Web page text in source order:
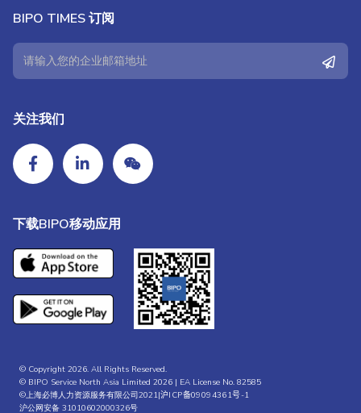
BIPO TIMES 订阅
关注我们
下载BIPO移动应用
© Copyright 2026. All Rights Reserved.
© BIPO Service North Asia Limited 2026 | EA License No. 82585
©上海必博人力资源服务有限公司2021|沪ICP备09094361号-1
沪公网安备 31010602000326号